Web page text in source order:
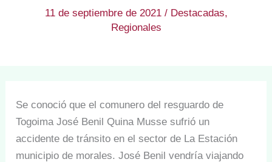
11 de septiembre de 2021 / Destacadas,
Regionales
Se conoció que el comunero del resguardo de
Togoima José Benil Quina Musse sufrió un
accidente de tránsito en el sector de La Estación
municipio de morales. José Benil vendría viajando